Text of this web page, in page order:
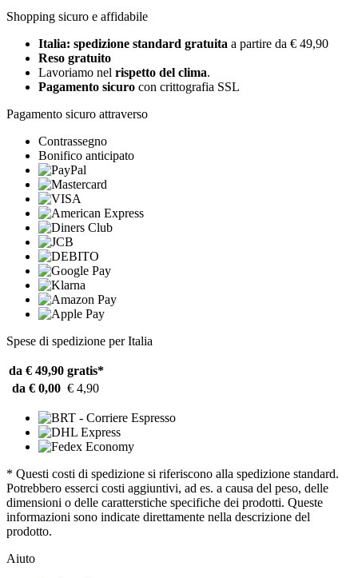
Shopping sicuro e affidabile
Italia: spedizione standard gratuita a partire da € 49,90
Reso gratuito
Lavoriamo nel rispetto del clima.
Pagamento sicuro con crittografia SSL
Pagamento sicuro attraverso
Contrassegno
Bonifico anticipato
Spese di spedizione per Italia
da € 49,90 gratis*
da € 0,00 € 4,90
* Questi costi di spedizione si riferiscono alla spedizione standard.
Potrebbero esserci costi aggiuntivi, ad es. a causa del peso, delle
dimensioni o delle caratterstiche specifiche dei prodotti. Queste
informazioni sono indicate direttamente nella descrizione del
prodotto.
Aiuto